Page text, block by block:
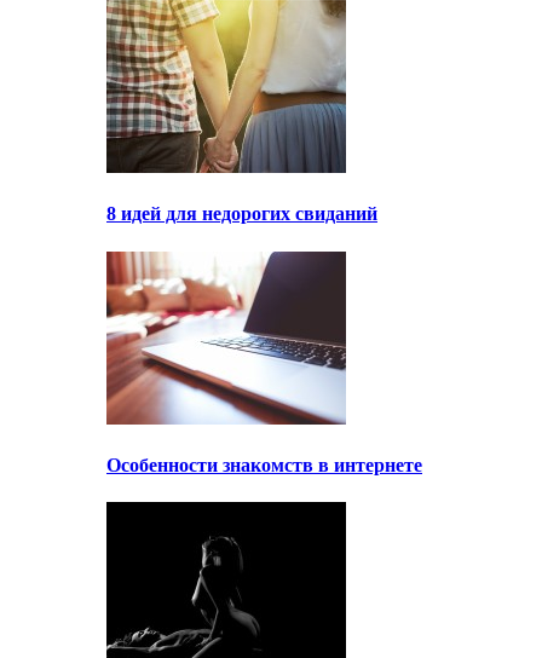
8 идей для недорогих свиданий
Особенности знакомств в интернете